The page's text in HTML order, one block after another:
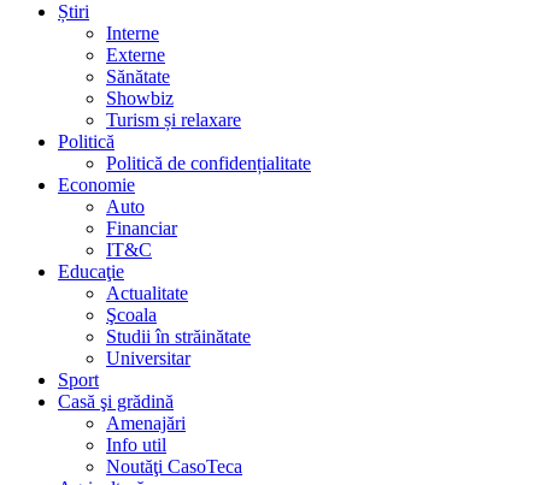
Știri
Interne
Externe
Sănătate
Showbiz
Turism și relaxare
Politică
Politică de confidențialitate
Economie
Auto
Financiar
IT&C
Educaţie
Actualitate
Şcoala
Studii în străinătate
Universitar
Sport
Casă şi grădină
Amenajări
Info util
Noutăţi CasoTeca